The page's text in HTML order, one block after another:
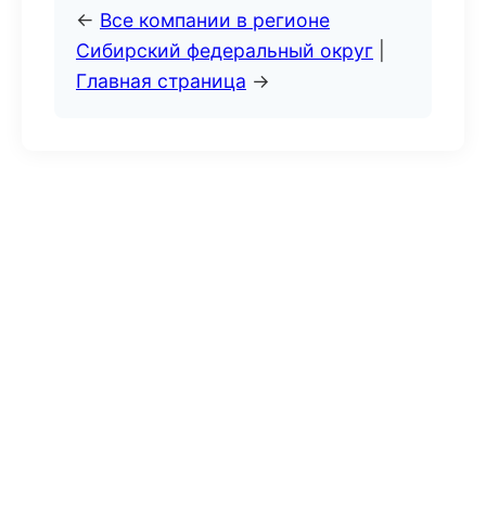
← Все компании в регионе
Сибирский федеральный округ
Главная страница →